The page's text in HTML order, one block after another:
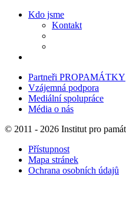
Kdo jsme
Kontakt
Partneři PROPAMÁTKY
Vzájemná podpora
Mediální spolupráce
Média o nás
© 2011 - 2026 Institut pro
Přístupnost
Mapa stránek
Ochrana osobních údajů